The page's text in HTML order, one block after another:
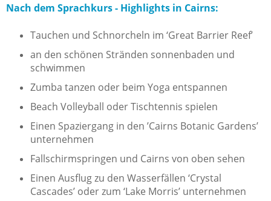
Nach dem Sprachkurs - Highlights in Cairns:
Tauchen und Schnorcheln im ‘Great Barrier Reef’
an den schönen Stränden sonnenbaden und
schwimmen
Zumba tanzen oder beim Yoga entspannen
Beach Volleyball oder Tischtennis spielen
Einen Spaziergang in den ’Cairns Botanic Gardens’
unternehmen
Fallschirmspringen und Cairns von oben sehen
Einen Ausflug zu den Wasserfällen ‘Crystal
Cascades’ oder zum ‘Lake Morris’ unternehmen